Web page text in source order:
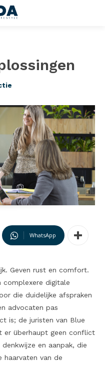
WhatsApp
Geven rust en comfort.
complexere digitale
die duidelijke afspraken
advocaten pas
is; de juristen van Blue
er überhaupt geen conflict
en aanpak, die
haarvaten van de